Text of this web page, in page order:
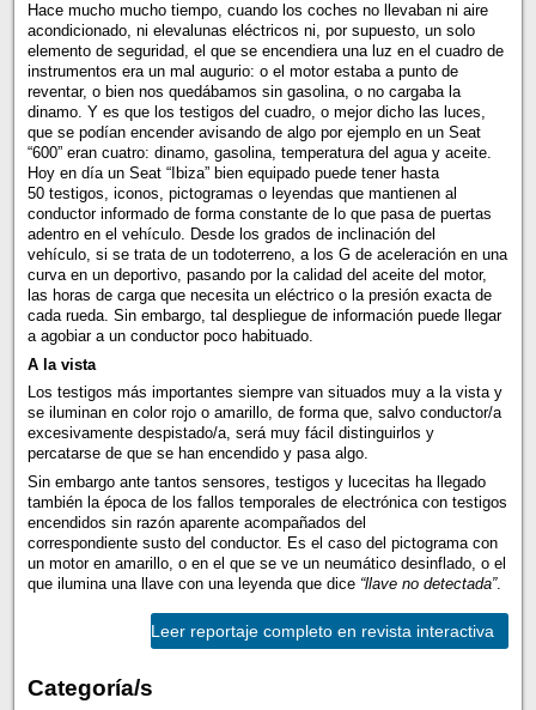
Hace mucho mucho tiempo, cuando los coches no llevaban ni aire
acondicionado, ni elevalunas eléctricos ni, por supuesto, un solo
elemento de seguridad, el que se encendiera una luz en el cuadro de
instrumentos era un mal augurio: o el motor estaba a punto de
reventar, o bien nos quedábamos sin gasolina, o no cargaba la
dinamo. Y es que los testigos del cuadro, o mejor dicho las luces,
que se podían encender avisando de algo por ejemplo en un Seat
“600” eran cuatro: dinamo, gasolina, temperatura del agua y aceite.
Hoy en día un Seat “Ibiza” bien equipado puede tener hasta
50 testigos, iconos, pictogramas o leyendas que mantienen al
conductor informado de forma constante de lo que pasa de puertas
adentro en el vehículo. Desde los grados de inclinación del
vehículo, si se trata de un todoterreno, a los G de aceleración en una
curva en un deportivo, pasando por la calidad del aceite del motor,
las horas de carga que necesita un eléctrico o la presión exacta de
cada rueda. Sin embargo, tal despliegue de información puede llegar
a agobiar a un conductor poco habituado.
A la vista
Los testigos más importantes siempre van situados muy a la vista y
se iluminan en color rojo o amarillo, de forma que, salvo conductor/a
excesivamente despistado/a, será muy fácil distinguirlos y
percatarse de que se han encendido y pasa algo.
Sin embargo ante tantos sensores, testigos y lucecitas ha llegado
también la época de los fallos temporales de electrónica con testigos
encendidos sin razón aparente acompañados del
correspondiente susto del conductor. Es el caso del pictograma con
un motor en amarillo, o en el que se ve un neumático desinflado, o el
que ilumina una llave con una leyenda que dice “llave no detectada”.
Leer reportaje completo en revista interactiva
Categoría/s